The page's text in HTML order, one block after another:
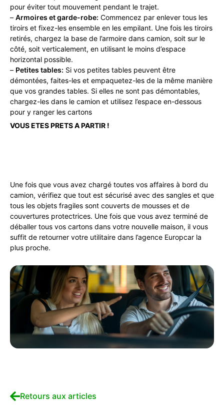
pour éviter tout mouvement pendant le trajet.
– Armoires et garde-robe: Commencez par enlever tous les
tiroirs et fixez-les ensemble en les empilant. Une fois les tiroirs
retirés, chargez la base de l’armoire dans camion, soit sur le
côté, soit verticalement, en utilisant le moins d’espace
horizontal possible.
– Petites tables: Si vos petites tables peuvent être
démontées, faites-les et empaquetez-les de la même manière
que vos grandes tables. Si elles ne sont pas démontables,
chargez-les dans le camion et utilisez l’espace en-dessous
pour y ranger les cartons
VOUS ETES PRETS A PARTIR !
Une fois que vous avez chargé toutes vos affaires à bord du
camion, vérifiez que tout est sécurisé avec des sangles et que
tous les objets fragiles sont couverts de mousses et de
couvertures protectrices. Une fois que vous avez terminé de
déballer tous vos cartons dans votre nouvelle maison, il vous
suffit de retourner votre utilitaire dans l’agence Europcar la
plus proche.
Retours aux articles